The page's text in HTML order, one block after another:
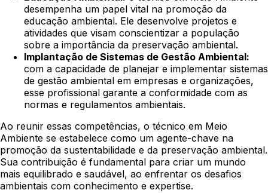
desempenha um papel vital na promoção da
educação ambiental. Ele desenvolve projetos e
atividades que visam conscientizar a população
sobre a importância da preservação ambiental.
Implantação de Sistemas de Gestão Ambiental:
com a capacidade de planejar e implementar sistemas
de gestão ambiental em empresas e organizações,
esse profissional garante a conformidade com as
normas e regulamentos ambientais.
Ao reunir essas competências, o técnico em Meio
Ambiente se estabelece como um agente-chave na
promoção da sustentabilidade e da preservação ambiental.
Sua contribuição é fundamental para criar um mundo
mais equilibrado e saudável, ao enfrentar os desafios
ambientais com conhecimento e expertise.